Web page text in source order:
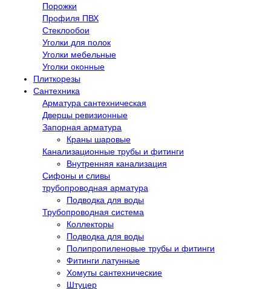
Порожки
Профиля ПВХ
Стеклообои
Уголки для полок
Уголки мебельные
Уголки оконные
Плиткорезы
Сантехника
Арматура сантехническая
Дверцы ревизионные
Запорная арматура
Краны шаровые
Канализационные трубы и фитинги
Внутренняя канализация
Сифоны и сливы
трубопроводная арматура
Подводка для воды
Трубопроводная система
Коллекторы
Подводка для воды
Полипропиленовые трубы и фитинги
Фитинги латунные
Хомуты сантехнические
Штуцер